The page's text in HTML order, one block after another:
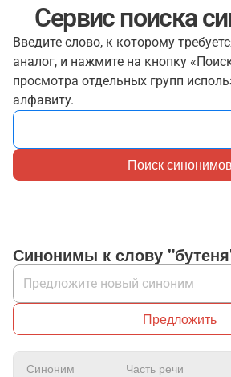
Сервис поиска
Введите слово, к которому
аналог, и нажмите на кнопку
просмотра отдельных групп
алфавиту.
Поиск синонимов
Синонимы к слову
Предложить
Синоним Часть речи